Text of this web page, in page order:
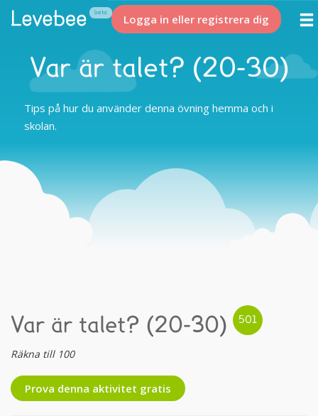
Logga in eller registrera dig
Var är talet? (20-30)
Tips på hur du använder denna övning hemma och i
skolan.
Var är talet? (20-30)
Räkna till 100
Prova denna aktivitet gratis